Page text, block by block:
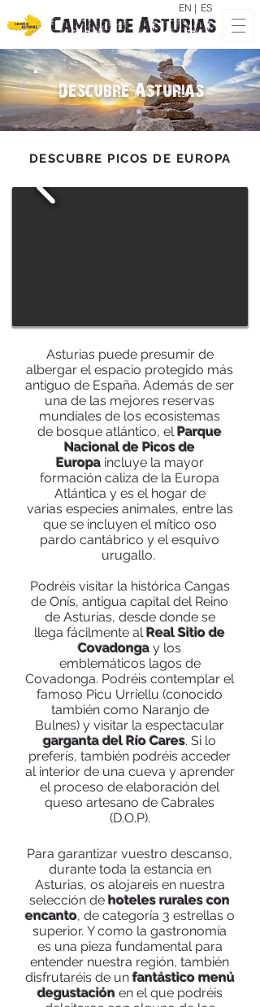
Camino de Asturias
EN | ES
Descubre Asturias
DESCUBRE PICOS DE EUROPA
Asturias puede presumir de
albergar el espacio protegido más
antiguo de España. Además de ser
una de las mejores reservas
mundiales de los ecosistemas
de bosque atlántico, elParque
Nacional de Picos de
Europaincluye la mayor
formación caliza de la Europa
Atlántica y es el hogar de
varias especies animales, entre las
que se incluyen el mítico oso
pardo cantábrico y el esquivo
urugallo.
Podréis visitar la histórica Cangas
de Onís, antigua capital del Reino
de Asturias, desde donde se
llega fácilmente alReal Sitio de
Covadonga y los
emblemáticos lagos de
Covadonga. Podréis contemplar el
famoso Picu Urriellu (conocido
también como Naranjo de
Bulnes) y visitar la espectacular
garganta del Río Cares. Si lo
preferís, también podréis acceder
al interior de una cueva y aprender
el proceso de elaboración del
queso artesano de Cabrales
(D.O.P).
Para garantizar vuestro descanso,
durante toda la estancia en
Asturias, os alojareis en nuestra
selección de hoteles rurales con
encanto, de categoría 3 estrellas o
superior. Y como la gastronomía
es una pieza fundamental para
entender nuestra región, también
disfrutaréis de unfantástico menú
degustación en el que podréis